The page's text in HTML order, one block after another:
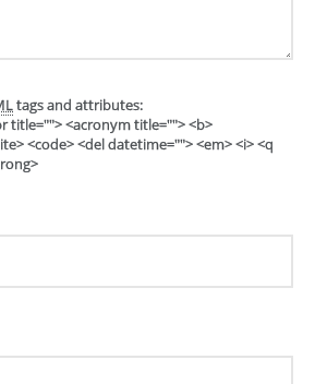
tags and attributes:
title=""> <acronym title=""> <b>
<code> <del datetime=""> <em> <i> <q